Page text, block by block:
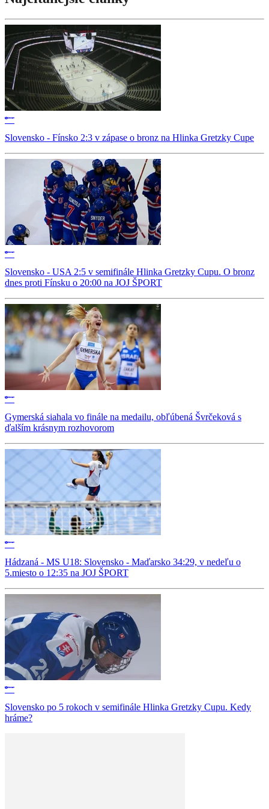
Slovensko - Fínsko 2:3 v zápase o bronz na Hlinka Gretzky Cupe
Slovensko - USA 2:5 v semifinále Hlinka Gretzky Cupu. O bronz
dnes proti Fínsku o 20:00 na JOJ ŠPORT
Gymerská siahala vo finále na medailu, obľúbená Švrčeková s
ďalším krásnym rozhovorom
Hádzaná - MS U18: Slovensko - Maďarsko 34:29, v nedeľu o
5.miesto o 12:35 na JOJ ŠPORT
Slovensko po 5 rokoch v semifinále Hlinka Gretzky Cupu. Kedy
hráme?